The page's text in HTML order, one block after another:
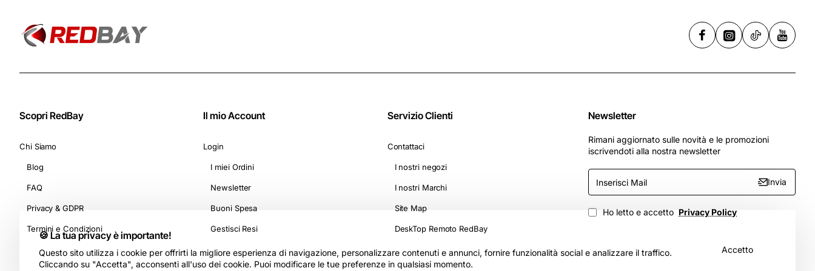
🍪 La tua privacy è importante!
Questo sito utilizza i cookie per offrirti la migliore esperienza di navigazione, personalizzare contenuti e annunci, fornire funzionalità social e analizzare il traffico.
Cliccando su "Accetta", acconsenti all'uso dei cookie. Puoi modificare le tue preferenze in qualsiasi momento.
Accetto
Scopri RedBay
Chi Siamo
Blog
FAQ
Privacy & GDPR
Termini e Condizioni
Il mio Account
Login
I miei Ordini
Newsletter
Buoni Spesa
Gestisci Resi
Servizio Clienti
Contattaci
I nostri negozi
I nostri Marchi
Site Map
DeskTop Remoto RedBay
Newsletter
Rimani aggiornato sulle novità e le promozioni
iscrivendoti alla nostra newsletter
Inserisci
Mail
Invia
Ho letto e accetto Privacy Policy